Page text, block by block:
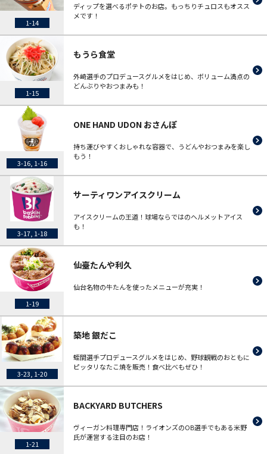
1-14
ディップを選べるポテトのお店。もっちりチュロスもオスス
メです！
1-15
もうら食堂
外崎選手のプロデュースグルメをはじめ、ボリューム満点の
どんぶりやおつまみも！
3-16, 1-16
ONE HAND UDON おさんぽ
持ち運びやすくおしゃれな容器で、うどんやおつまみを楽し
もう！
3-17, 1-18
サーティワンアイスクリーム
アイスクリームの王道！球場ならではのヘルメットアイス
も！
1-19
仙臺たんや利久
仙台名物の牛たんを使ったメニューが充実！
3-23, 1-20
築地 銀だこ
蛭間選手プロデュースグルメをはじめ、野球観戦のおともに
ピッタリなたこ焼を販売！食べ比べもぜひ！
1-21
BACKYARD BUTCHERS
ヴィーガン料理専門店！ライオンズのOB選手でもある米野
氏が運営する注目のお店！